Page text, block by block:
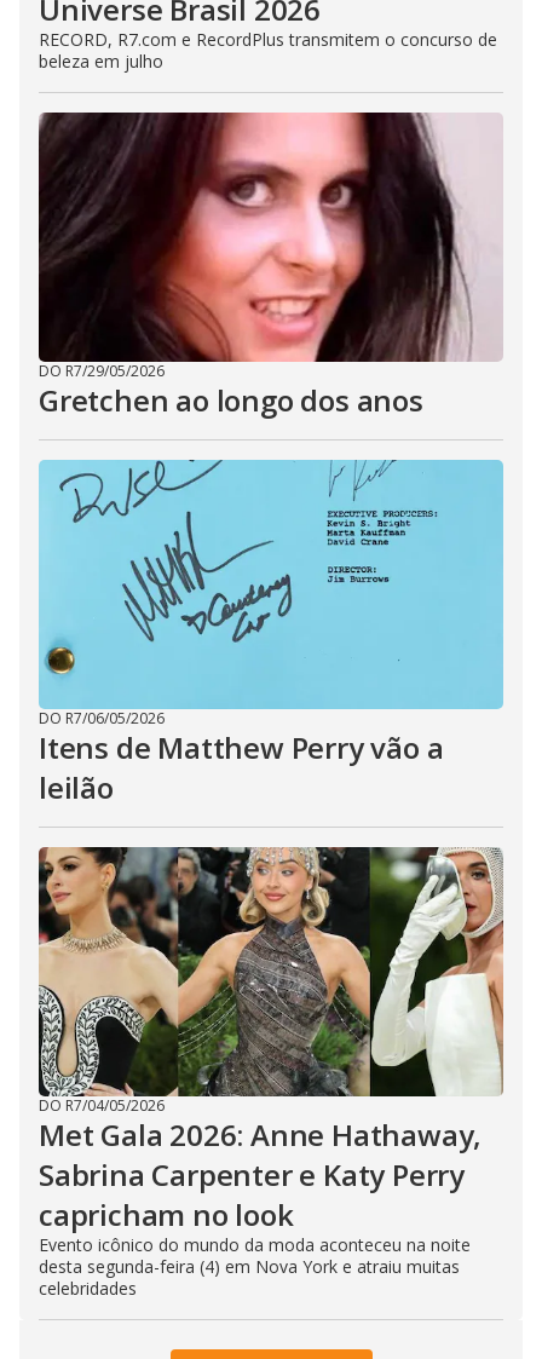
Universe Brasil 2026
RECORD, R7.com e RecordPlus transmitem o concurso de
beleza em julho
DO R7/29/05/2026
Gretchen ao longo dos anos
DO R7/06/05/2026
Itens de Matthew Perry vão a
leilão
DO R7/04/05/2026
Met Gala 2026: Anne Hathaway,
Sabrina Carpenter e Katy Perry
capricham no look
Evento icônico do mundo da moda aconteceu na noite
desta segunda-feira (4) em Nova York e atraiu muitas
celebridades